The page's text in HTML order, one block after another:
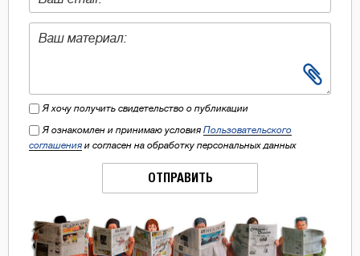
Я хочу получить свидетельство о публикации
Я ознакомлен и принимаю условия Пользовательского
соглашения и согласен на обработку персональных данных
ОТПРАВИТЬ